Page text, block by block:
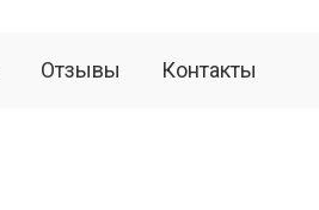
Отзывы Контакты